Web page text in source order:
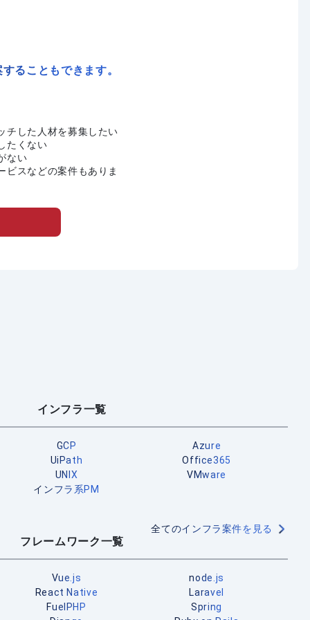
ることもできます。
チした人材を募集したい
たくない
ない
ビスなどの案件もありま
インフラ一覧
GCP
Azure
UiPath
Office365
UNIX
VMware
インフラ系PM
全てのインフラ案件を見る
フレームワーク一覧
Vue.js
node.js
React Native
Laravel
FuelPHP
Spring